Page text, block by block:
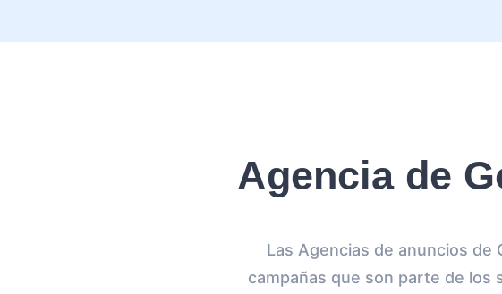
Agencia de
Las Agencias de anuncios de
campañas que son parte de los